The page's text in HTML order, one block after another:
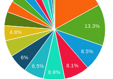
13.3%
8.5%
8.1%
4.8%
6%
6.5%
6.9%